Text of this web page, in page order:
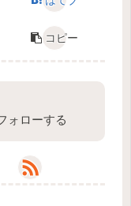
コピー
ォローする